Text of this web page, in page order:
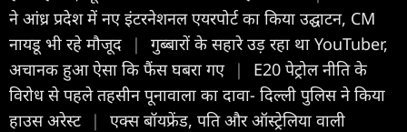
ने आंध्र प्रदेश में नए इंटरनेशनल एयरपोर्ट का किया उद्घाटन, CM
नायडू भी रहे मौजूद
|
गुब्बारों के सहारे उड़ रहा था YouTuber,
अचानक हुआ ऐसा कि फैंस घबरा गए |
E20 पेट्रोल नीति के
विरोध से पहले तहसीन पूनावाला का दावा- दिल्ली पुलिस ने किया
हाउस अरेस्ट |
एक्स बॉयफ्रेंड, पति और ऑस्ट्रेलिया वाली